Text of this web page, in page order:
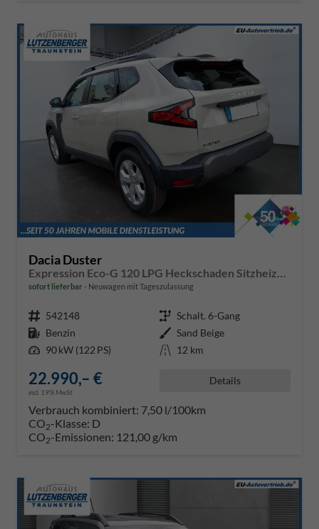
Dacia Duster
sofort lieferbar Neuwagen mit Tageszulassung
Fahrzeugnr. 542148 Getriebe Schalt. 6-Gang
Kraftstoff Benzin Außenfarbe Sand Beige
Leistung 90 kW (122 PS) Kilometerstand 12 km
22.990,– €
incl. 19% MwSt.
Details
Verbrauch kombiniert: 7,50 l/100km
CO2-Klasse: D
CO2-Emissionen: 121,00 g/km